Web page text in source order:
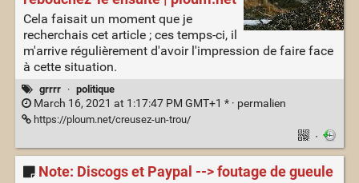
Cela faisait un moment que je
recherchais cet article ; ces temps-ci, il
m'arrive régulièrement d'avoir l'impression de faire face
à cette situation.
grrrr · politique
March 16, 2021 at 1:17:47 PM GMT+1 * · permalien
https://ploum.net/creusez-un-trou/
·
Note: Discogs et Paypal --> foutage de gueule